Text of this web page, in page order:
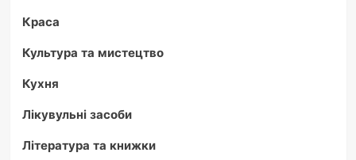
Краса
Культура та мистецтво
Кухня
Лікувульні засоби
Література та книжки